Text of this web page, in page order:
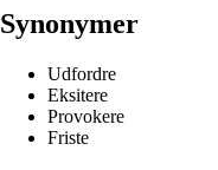
Synonymer
Udfordre
Eksitere
Provokere
Friste